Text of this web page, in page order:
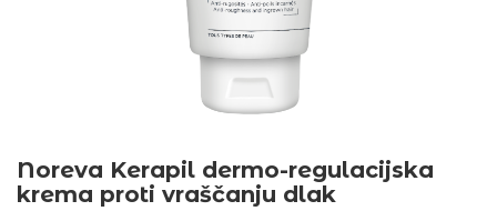
Noreva Kerapil dermo-regulacijska
krema proti vraščanju dlak